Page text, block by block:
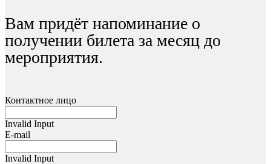
Вам придёт напоминание о
получении билета за месяц до
мероприятия.
Контактное лицо
Invalid Input
E-mail
Invalid Input